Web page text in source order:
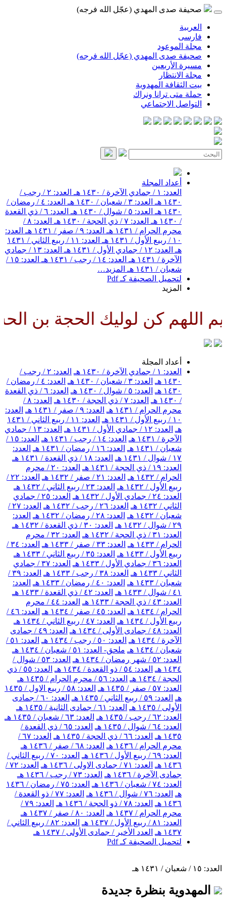
صحيفة صدى المهدي (عجّل الله فرجه)
العربية
فارسی
مجلة الموعود
صحيفة صدى المهدي (عجّل الله فرجه)
مسيرة الأربعين
مجلة الانتظار
بيت الثقافة المهدوية
حملة متى ترانا ونراك
التواصل الاجتماعي
أعداد المجلة
العدد: ١ / جمادي الآخرة / ١٤٣٠ هـ
العدد: ٢ / رجب /
١٤٣٠ هـ
العدد: ٣ / شعبان / ١٤٣٠ هـ
العدد: ٤ / رمضان /
١٤٣٠ هـ
العدد: ٥ / شوال / ١٤٣٠ هـ
العدد: ٦ / ذي القعدة
/ ١٤٣٠ هـ
العدد: ٧ / ذي الحجة / ١٤٣٠ هـ
العدد: ٨ /
محرم الحرام / ١٤٣١ هـ
العدد: ٩ / صفر / ١٤٣١ هـ
العدد:
١٠ / ربيع الأول / ١٤٣١ هـ
العدد: ١١ / ربيع الثاني / ١٤٣١
هـ العدد: ١٢ / جمادي الأول / ١٤٣١ هـ
العدد: ١٣ / جمادي
الآخرة / ١٤٣١ هـ
العدد: ١٤ / رجب / ١٤٣١ هـ
العدد: ١٥ /
شعبان / ١٤٣١ هـ
المزيد…
لتحميل الصحيفة كـ Pdf
المزيد
كن لوليك الحجة بن
أعداد المجلة
العدد: ١ / جمادي الآخرة / ١٤٣٠ هـ
العدد: ٢ / رجب /
١٤٣٠ هـ
العدد: ٣ / شعبان / ١٤٣٠ هـ
العدد: ٤ / رمضان /
١٤٣٠ هـ
العدد: ٥ / شوال / ١٤٣٠ هـ
العدد: ٦ / ذي القعدة
/ ١٤٣٠ هـ
العدد: ٧ / ذي الحجة / ١٤٣٠ هـ
العدد: ٨ /
محرم الحرام / ١٤٣١ هـ
العدد: ٩ / صفر / ١٤٣١ هـ
العدد:
١٠ / ربيع الأول / ١٤٣١ هـ
العدد: ١١ / ربيع الثاني / ١٤٣١
هـ العدد: ١٢ / جمادي الأول / ١٤٣١ هـ
العدد: ١٣ / جمادي
الآخرة / ١٤٣١ هـ
العدد: ١٤ / رجب / ١٤٣١ هـ
العدد: ١٥ /
شعبان / ١٤٣١ هـ
العدد: ١٦ / رمضان / ١٤٣١ هـ
العدد:
١٧ / شوال / ١٤٣١ هـ
العدد: ١٨ / ذي القعدة / ١٤٣١ هـ
العدد: ١٩ / ذي الحجة / ١٤٣١ هـ
العدد: ٢٠ / محرم
الحرام / ١٤٣٢ هـ
العدد: ٢١ / صفر / ١٤٣٢ هـ
العدد: ٢٢ /
ربيع الأول / ١٤٣٢ هـ
العدد: ٢٣ / ربيع الثاني / ١٤٣٢ هـ
العدد: ٢٤ / جمادي الأول / ١٤٣٢ هـ
العدد: ٢٥ / جمادي
الثاني / ١٤٣٢ هـ
العدد: ٢٦ / رجب / ١٤٣٢ هـ
العدد: ٢٧ /
شعبان / ١٤٣٢ هـ
العدد: ٢٨ / رمضان / ١٤٣٢ هـ
العدد:
٢٩ / شوال / ١٤٣٢ هـ
العدد: ٣٠ / ذي القعدة / ١٤٣٢ هـ
العدد: ٣١ / ذي الحجة / ١٤٣٢ هـ
العدد: ٣٢ / محرم
الحرام / ١٤٣٣ هـ
العدد: ٣٣ / صفر / ١٤٣٣ هـ
العدد: ٣٤ /
ربيع الأول / ١٤٣٣ هـ
العدد: ٣٥ / ربيع الثاني / ١٤٣٣ هـ
العدد: ٣٦ / جمادي الأول / ١٤٣٣ هـ
العدد: ٣٧ / جمادي
الثاني / ١٤٣٣ هـ
العدد: ٣٨ / رجب / ١٤٣٣ هـ
العدد: ٣٩ /
شعبان / ١٤٣٣ هـ
العدد: ٤٠ / رمضان / ١٤٣٣ هـ
العدد:
٤١ / شوال / ١٤٣٣ هـ
العدد: ٤٢ / ذي القعدة / ١٤٣٣ هـ
العدد: ٤٣ / ذي الحجة / ١٤٣٣ هـ
العدد: ٤٤ / محرم
الحرام / ١٤٣٤ هـ
العدد: ٤٥ / صفر / ١٤٣٤ هـ
العدد: ٤٦ /
ربيع الأول / ١٤٣٤ هـ
العدد: ٤٧ / ربيع الثاني / ١٤٣٤ هـ
العدد: ٤٨ / جمادى الأولى / ١٤٣٤ هـ
العدد: ٤٩ / جمادى
الآخرة / ١٤٣٤ هـ
العدد: ٥٠ / رجب / ١٤٣٤ هـ
العدد: ٥١ /
شعبان / ١٤٣٤ هـ
ملحق- العدد: ٥١ / شعبان / ١٤٣٤ هـ
العدد: ٥٢ / شهر رمضان / ١٤٣٤ هـ
العدد: ٥٣ / شوال /
١٤٣٤ هـ
العدد: ٥٤ / ذو القعدة / ١٤٣٤ هـ
العدد: ٥٥ / ذي
الحجة / ١٤٣٤ هـ
العدد: ٥٦ / محرم الحرام / ١٤٣٥ هـ
العدد: ٥٧ / صفر / ١٤٣٥ هـ
العدد: ٥٨ / ربيع الاول / ١٤٣٥
هـ العدد: ٥٩ / ربيع الثاني / ١٤٣٥ هـ
العدد: ٦٠ / جمادى
الأولى / ١٤٣٥ هـ
العدد: ٦١ / جمادى الثانية / ١٤٣٥ هـ
العدد: ٦٢ / رجب / ١٤٣٥ هـ
العدد: ٦٣ / شعبان / ١٤٣٥ هـ
العدد: ٦٤ / شوال / ١٤٣٥ هـ
العدد: ٦٥ / ذي القعدة /
١٤٣٥ هـ
العدد: ٦٦ / ذي الحجة / ١٤٣٥ هـ
العدد: ٦٧ /
محرم الحرام / ١٤٣٦ هـ
العدد: ٦٨ / صفر / ١٤٣٦ هـ
العدد: ٦٩ / ربيع الأول / ١٤٣٦ هـ
العدد: ٧٠ / ربيع الثاني /
١٤٣٦ هـ
العدد: ٧١ / جمادى الاولى / ١٤٣٦ هـ
العدد: ٧٢ /
جمادى الآخرة / ١٤٣٦ هـ
العدد: ٧٣ / رجب / ١٤٣٦ هـ
العدد: ٧٤ / شعبان / ١٤٣٦ هـ
العدد: ٧٥ / رمضان / ١٤٣٦
هـ العدد: ٧٦ / شوال / ١٤٣٦ هـ
العدد: ٧٧ / ذو القعدة /
١٤٣٦ هـ
العدد: ٧٨ / ذو الحجة / ١٤٣٦ هـ
العدد: ٧٩ /
محرم الحرام / ١٤٣٧ هـ
العدد: ٨٠ / صفر / ١٤٣٧ هـ
العدد: ٨١ / ربيع الأول / ١٤٣٧ هـ
العدد: ٨٢ / ربيع الثاني /
١٤٣٧ هـ
العدد الأخير / جمادى الأولى / ١٤٣٧ هـ
لتحميل الصحيفة كـ Pdf
العدد: ١٥ / شعبان / ١٤٣١ هـ
المهدوية بنظرة جديدة